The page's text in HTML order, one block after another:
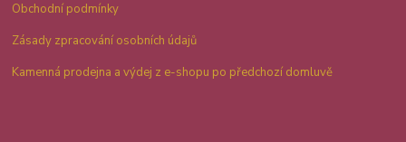
Obchodní podmínky
Zásady zpracování osobních údajů
Kamenná prodejna a výdej z e-shopu po předchozí domluvě